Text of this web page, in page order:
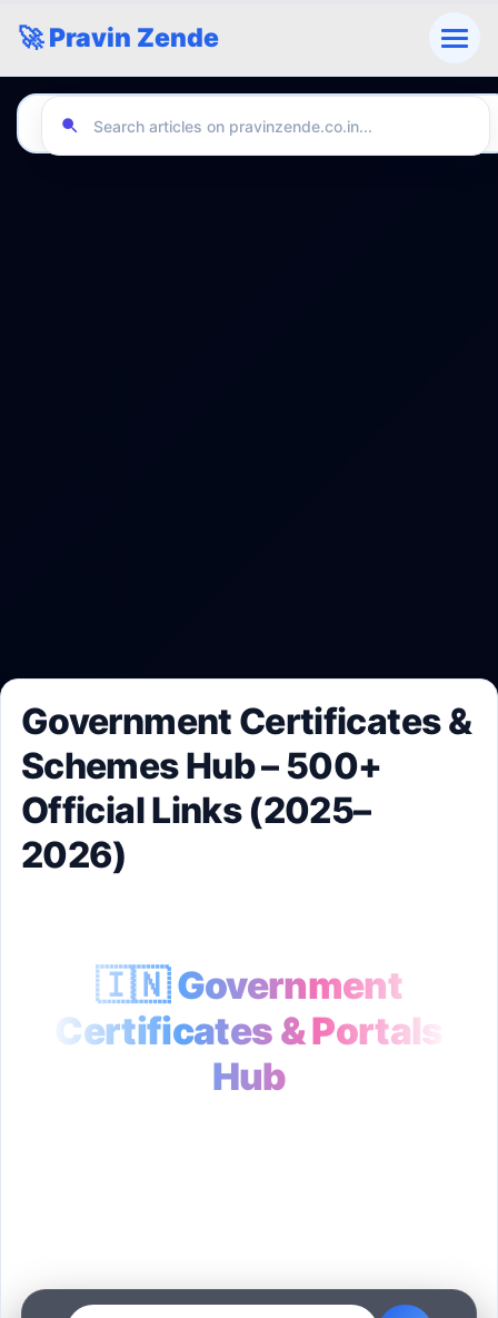
🚀 Pravin Zende
Government Certificates &
Schemes Hub – 500+
Official Links (2025–
2026)
🇮🇳 Government
Certificates & Portals
Hub